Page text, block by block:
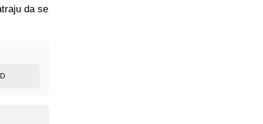
da se